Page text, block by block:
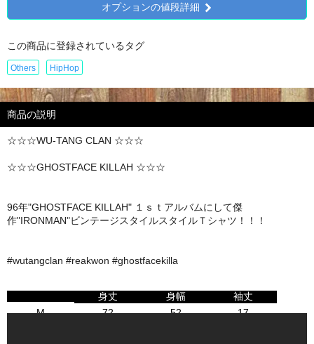
オプションの値段詳細
この商品に登録されているタグ
Others HipHop
商品の説明
☆☆☆WU-TANG CLAN ☆☆☆
☆☆☆GHOSTFACE KILLAH ☆☆☆
96年"GHOSTFACE KILLAH" １ｓｔアルバムにして傑
作"IRONMAN"ビンテージスタイルスタイルＴシャツ！！！
#wutangclan #reakwon #ghostfacekilla
身丈 身幅
袖丈
M
72 52
17